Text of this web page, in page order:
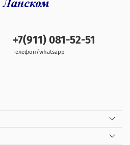
+7(911) 081-52-51
телефон/whatsapp